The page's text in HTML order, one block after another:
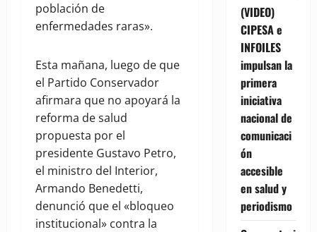
población de
enfermedades raras».
Esta mañana, luego de que
el Partido Conservador
afirmara que no apoyará la
reforma de salud
propuesta por el
presidente Gustavo Petro,
el ministro del Interior,
Armando Benedetti,
denunció que el «bloqueo
institucional» contra la
(VIDEO)
CIPESA e
INFOILES
impulsan la
primera
iniciativa
nacional de
comunicaci
ón
accesible
en salud y
periodismo